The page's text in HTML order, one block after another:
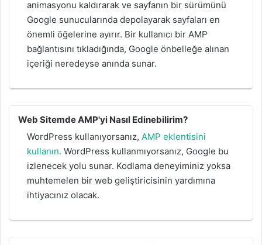
animasyonu kaldırarak ve sayfanın bir sürümünü
Google sunucularında depolayarak sayfaları en
önemli öğelerine ayırır. Bir kullanıcı bir AMP
bağlantısını tıkladığında, Google önbelleğe alınan
içeriği neredeyse anında sunar.
Web Sitemde AMP'yi Nasıl Edinebilirim?
WordPress kullanıyorsanız, AMP eklentisini
kullanın. WordPress kullanmıyorsanız, Google bu
izlenecek yolu sunar. Kodlama deneyiminiz yoksa
muhtemelen bir web geliştiricisinin yardımına
ihtiyacınız olacak.